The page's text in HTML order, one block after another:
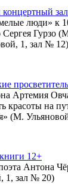
люди» к
Сергея Гурзо
1, зал № 12)
Артемия
красоты на
(М.
12+
Антона
1, зал № 20)